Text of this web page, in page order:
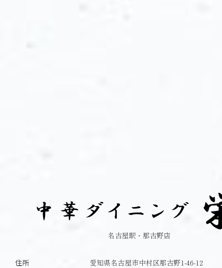
名古屋駅・那古野店
住所 愛知県名古屋市中村区那古野1-46-12